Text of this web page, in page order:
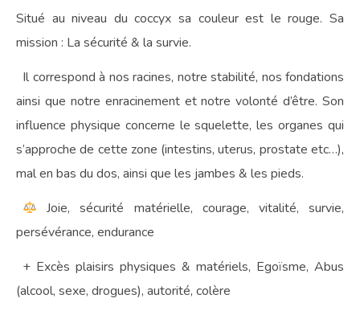
Situé au niveau du coccyx sa couleur est le rouge. Sa
mission : La sécurité & la survie.
Il correspond à nos racines, notre stabilité, nos fondations
ainsi que notre enracinement et notre volonté d’être. Son
influence physique concerne le squelette, les organes qui
s’approche de cette zone (intestins, uterus, prostate etc…),
mal en bas du dos, ainsi que les jambes & les pieds.
Joie, sécurité matérielle, courage, vitalité, survie,
persévérance, endurance
+ Excès plaisirs physiques & matériels, Egoïsme, Abus
(alcool, sexe, drogues), autorité, colère